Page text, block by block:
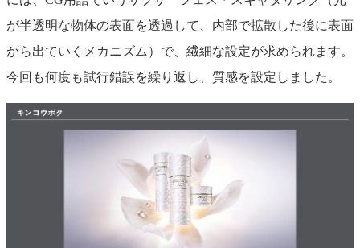
が半透明な物体の表面を透過して、内部で拡散した後に表面
から出ていくメカニズム）で、繊細な設定が求められます。
今回も何度も試行錯誤を繰り返し、質感を設定しました。